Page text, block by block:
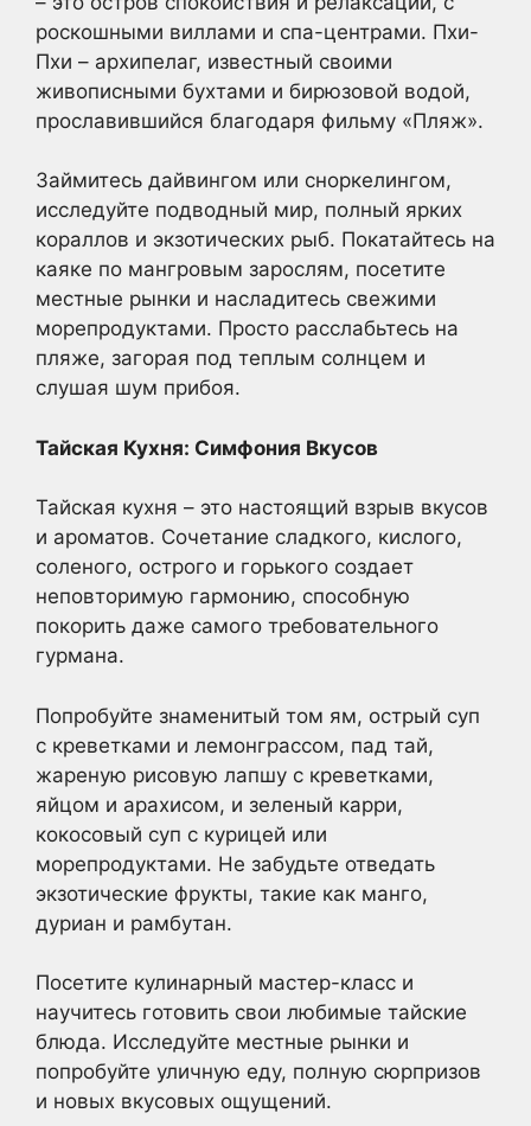
роскошными виллами и спа-центрами. Пхи-
Пхи – архипелаг, известный своими
живописными бухтами и бирюзовой водой,
прославившийся благодаря фильму «Пляж».
Займитесь дайвингом или сноркелингом,
исследуйте подводный мир, полный ярких
кораллов и экзотических рыб. Покатайтесь на
каяке по мангровым зарослям, посетите
местные рынки и насладитесь свежими
морепродуктами. Просто расслабьтесь на
пляже, загорая под теплым солнцем и
слушая шум прибоя.
Тайская Кухня: Симфония Вкусов
Тайская кухня – это настоящий взрыв вкусов
и ароматов. Сочетание сладкого, кислого,
соленого, острого и горького создает
неповторимую гармонию, способную
покорить даже самого требовательного
гурмана.
Попробуйте знаменитый том ям, острый суп
с креветками и лемонграссом, пад тай,
жареную рисовую лапшу с креветками,
яйцом и арахисом, и зеленый карри,
кокосовый суп с курицей или
морепродуктами. Не забудьте отведать
экзотические фрукты, такие как манго,
дуриан и рамбутан.
Посетите кулинарный мастер-класс и
научитесь готовить свои любимые тайские
блюда. Исследуйте местные рынки и
попробуйте уличную еду, полную сюрпризов
и новых вкусовых ощущений.